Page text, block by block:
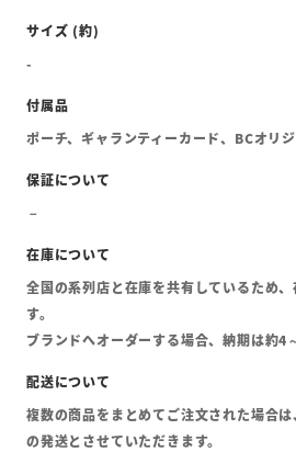
-
ポーチ、ギャランティーカード、BCオリ
全国の系列店と在庫を共有しているため
す。
ブランドへオーダーする場合、納期は約4
複数の商品をまとめてご注文された場合
の発送とさせていただきます。